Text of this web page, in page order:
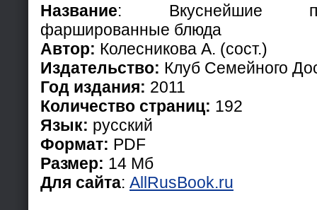
Название: Вкуснейшие
фаршированные блюда
Автор: Колесникова А. (сост.)
Издательство: Клуб Семейного
Год издания: 2011
Количество страниц: 192
Язык: русский
Формат: PDF
Размер: 14 Мб
Для сайта: AllRusBook.ru